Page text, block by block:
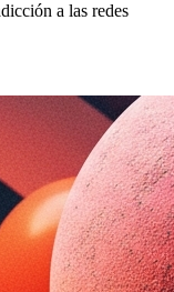
a las redes